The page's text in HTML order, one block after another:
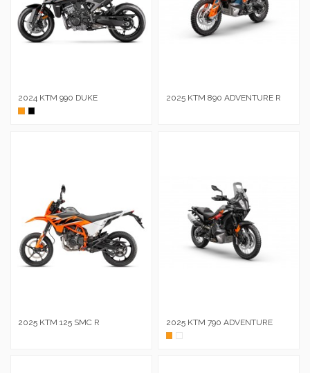
2024 KTM 990 DUKE
Naranja
Negro
2025 KTM 890 ADVENTURE R
2025 KTM 125 SMC R
2025 KTM 790 ADVENTURE
Naranja
Blanc